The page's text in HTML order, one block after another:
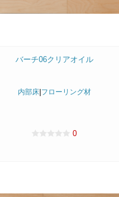
バーチ06クリアオイル
内部床|フローリング材
0